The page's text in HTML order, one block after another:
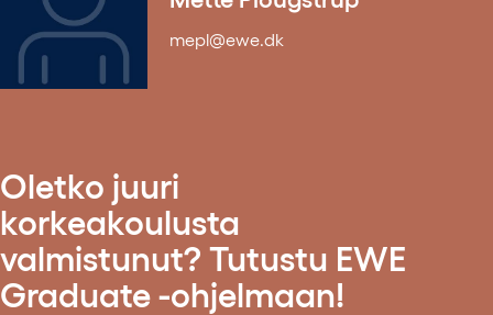
mepl@ewe.dk
Oletko juuri
korkeakoulusta
valmistunut? Tutustu EWE
Graduate -ohjelmaan!